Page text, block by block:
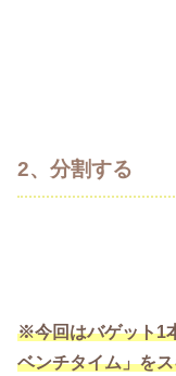
2、分割する
※今回はバゲット1
ベンチタイム」を